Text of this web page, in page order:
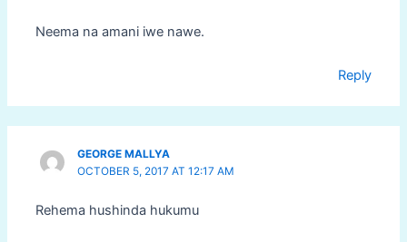
Neema na amani iwe nawe.
Reply
GEORGE MALLYA
OCTOBER 5, 2017 AT 12:17 AM
Rehema hushinda hukumu